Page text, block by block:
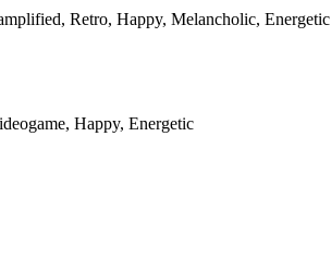
Retro, Happy, Melancholic, Energetic
Happy, Energetic